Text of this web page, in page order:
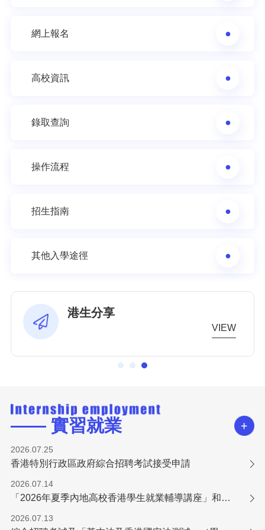
網上報名
高校資訊
錄取查詢
操作流程
招生指南
其他入學途徑
內地大學升學資助計劃
VIEW
—— 實習就業
2026.07.25
香港特別行政區政府綜合招聘考試接受申請
2026.07.14
「2026年夏季內地高校香港學生就業輔導講座」和「培訓工作坊」報名火熱進行中！
2026.07.13